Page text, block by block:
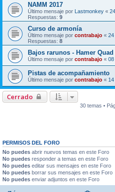
NAMM 2017
Último mensaje por Lastmonkey «
Respuestas: 9
Curso de armonía
Último mensaje por contrabajo « 24
Respuestas: 8
Bajos rarunos - Hamer Quad
Último mensaje por contrabajo « 08
Pistas de acompañamiento
Último mensaje por contrabajo «
Cerrado
30 temas •
PERMISOS DEL FORO
No puedes abrir nuevos temas en este Foro
No puedes responder a temas en este Foro
No puedes editar sus mensajes en este Foro
No puedes borrar sus mensajes en este Foro
No puedes enviar adjuntos en este Foro